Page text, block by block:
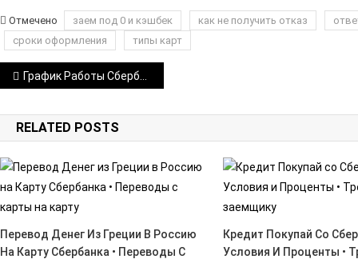
Отмечено заем под 0 и кэшбек как не получить отказ
сроки оформления
типы карт
Навигация
по
записям
График Работы Сбербанка на Лесном Старый Оскол • Как пользоваться постаматом
RELATED POSTS
Перевод Денег Из Греции В Россию
На Карту Сбербанка • Переводы С
Кредит Покупай Со
Условия И Проценты •